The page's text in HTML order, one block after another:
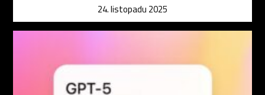
24. listopadu 2025